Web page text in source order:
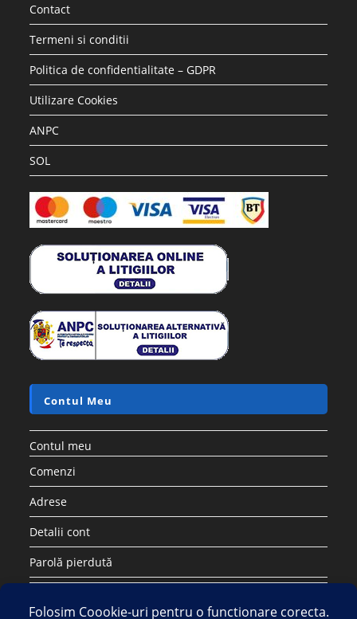
Contact
Termeni si conditii
Politica de confidentialitate – GDPR
Utilizare Cookies
ANPC
SOL
Contul Meu
Contul meu
Comenzi
Adrese
Detalii cont
Parolă pierdută